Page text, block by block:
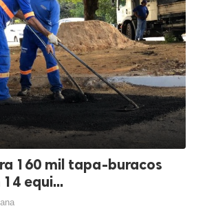
160 mil tapa-buracos
equi...